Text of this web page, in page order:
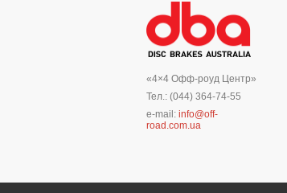
«4×4 Офф-роуд Центр»
Тел.: (044) 364-74-55
e-mail: info@off-
road.com.ua